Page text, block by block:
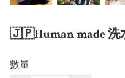
🇯🇵Human made 洗
數量